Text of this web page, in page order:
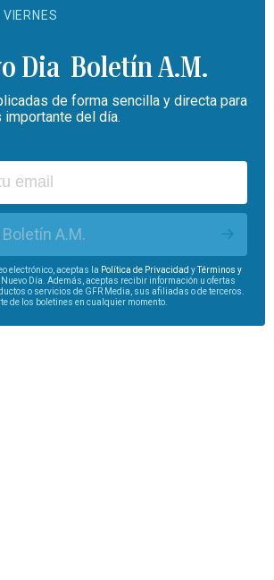
Boletín A.M.
de forma sencilla y directa para
del día.
A.M.
electrónico, aceptas la Política de Privacidad yTérminos y
Nuevo Día. Además, aceptas recibir información u ofertas
o servicios de GFR Media, sus afiliadas o de terceros.
de los boletines en cualquier momento.